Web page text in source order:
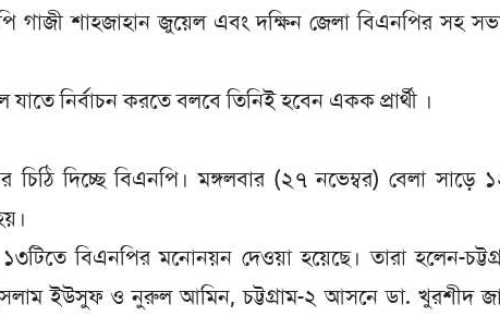
গাজী শাহজাহান জুয়েল এবং দক্ষিন জেলা বিএনপির সহ
নির্বাচন করতে বলবে তিনিই হবেন একক প্রার্থী ।
দিচ্ছে বিএনপি। মঙ্গলবার (২৭ নভেম্বর) বেলা সাড়ে
বিএনপির মনোনয়ন দেওয়া হয়েছে। তারা হলেন-
ইউসুফ ও নুরুল আমিন, চট্টগ্রাম-২ আসনে ডা. খুরশীদ